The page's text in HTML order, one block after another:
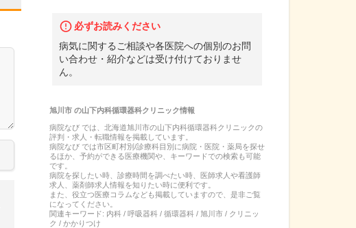
必ずお読みください
病気に関するご相談や各医院への個別のお問
い合わせ・紹介などは受け付けておりませ
ん。
旭川市の山下内科循環器科クリニック情報
病院なび では、 北海道旭川市の山下内科循環器科クリニックの
評判・求人・転職情報を掲載しています。
病院なび では市区町村別/診療科目別に病院・医院・薬局を探せ
るほか、予約ができる医療機関や、キーワードでの検索も可能
です。
病院を探したい時、診療時間を調べたい時、医師求人や看護師
求人、薬剤師求人情報を知りたい時に便利です。
また、役立つ医療コラムなども掲載していますので、是非ご覧
になってください。
関連キーワード: 内科 / 呼吸器科 / 循環器科 / 旭川市 / クリニッ
ク / かかりつけ